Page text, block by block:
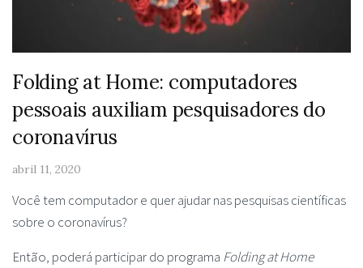
Folding at Home: computadores
pessoais auxiliam pesquisadores do
coronavírus
abril 11, 2020
Você tem computador e quer ajudar nas pesquisas científicas
sobre o coronavírus?
Então, poderá participar do programa Folding at Home